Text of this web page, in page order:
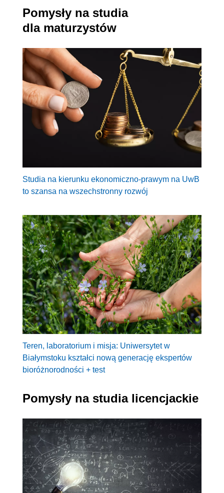
Pomysły na studia
dla maturzystów
Studia na kierunku ekonomiczno-prawym na UwB
to szansa na wszechstronny rozwój
Teren, laboratorium i misja: Uniwersytet w
Białymstoku kształci nową generację ekspertów
bioróżnorodności + test
Pomysły na studia licencjackie